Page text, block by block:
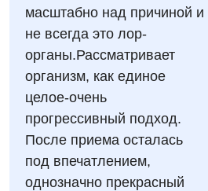
Безоплатні послуги
Вакцинація
Гастроентерологія
Гематологія
Дерматовенерологія
Дієтологія
масштабно над причиной и
не всегда это лор-
органы.Рассматривает
организм, как единое
целое-очень
прогрессивный подход.
После приема осталась
под впечатлением,
однозначно прекрасный